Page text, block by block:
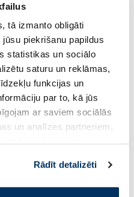
tā izmanto obligāti
piekrišanu papildus
statistikas un sociālo
saturu un reklāmas,
funkcijas un
par to, kā jūs
ar saviem sociālās
un analīzes partneriem,
papildu sīkdatņu
savu izvēli:
Rādīt detalizēti
10.39 € 15.99 €
vasarā ☀️